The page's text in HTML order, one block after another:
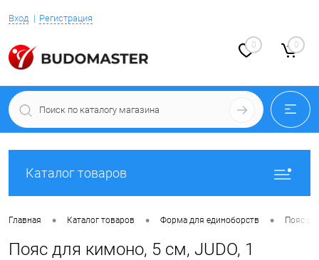
Вход Регистрация
0 0
Каталог товаров
Главная • Каталог товаров • Форма для единоборств • Пояс
Пояс для кимоно, 5 см, JUDO, 1